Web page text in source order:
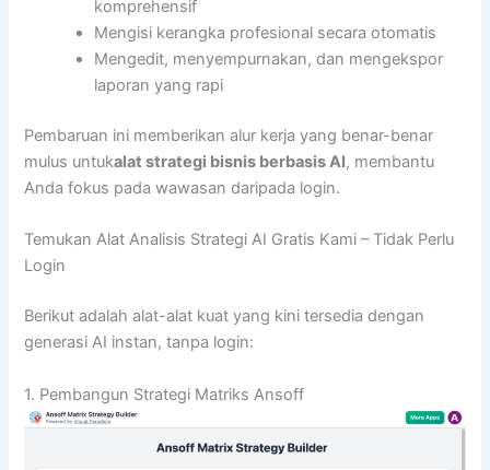
komprehensif
Mengisi kerangka profesional secara otomatis
Mengedit, menyempurnakan, dan mengekspor
laporan yang rapi
Pembaruan ini memberikan alur kerja yang benar-benar
mulus untukalat strategi bisnis berbasis AI, membantu
Anda fokus pada wawasan daripada login.
Temukan Alat Analisis Strategi AI Gratis Kami – Tidak Perlu
Login
Berikut adalah alat-alat kuat yang kini tersedia dengan
generasi AI instan, tanpa login:
1. Pembangun Strategi Matriks Ansoff